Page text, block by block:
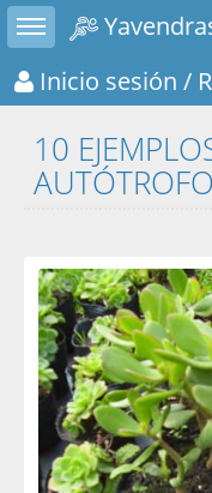
Toggle sidebar
Inicio sesión /
10